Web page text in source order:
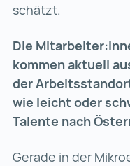
schätzt.
Die
kommen aktuell
der
wie leicht oder
Talente nach
Gerade in der